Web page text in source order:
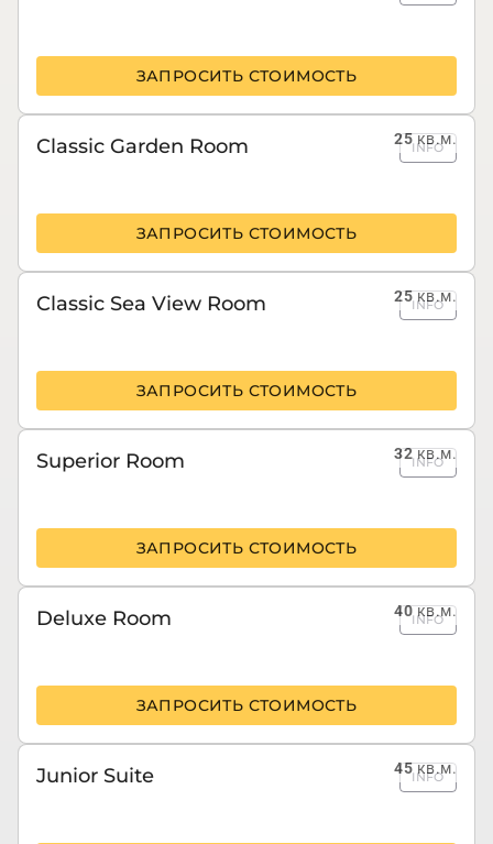
ЗАПРОСИТЬ СТОИМОСТЬ
25кв.м.
Classic Garden Room INFO
ЗАПРОСИТЬ СТОИМОСТЬ
25кв.м.
Classic Sea View Room INFO
ЗАПРОСИТЬ СТОИМОСТЬ
32кв.м.
Superior Room INFO
ЗАПРОСИТЬ СТОИМОСТЬ
40кв.м.
Deluxe Room INFO
ЗАПРОСИТЬ СТОИМОСТЬ
45кв.м.
Junior Suite INFO